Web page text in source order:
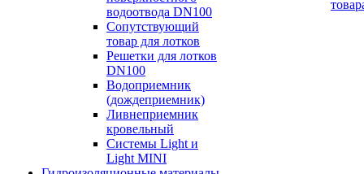
водоотвода DN100
Сопутствующий
товар для лотков
Решетки для лотков
DN100
Водоприемник
(дождеприемник)
Ливнеприемник
кровельный
Системы Light и
Light MINI